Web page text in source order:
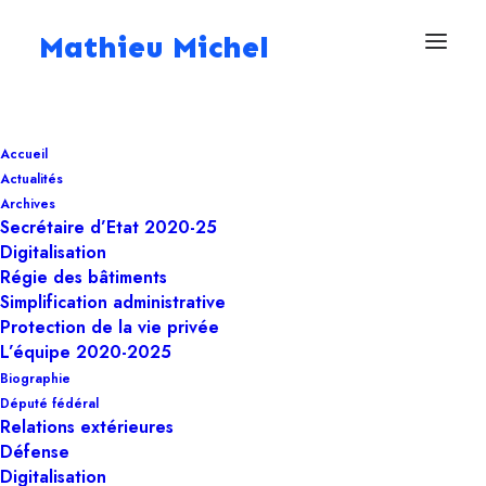
Mathieu Michel
Accueil
Actualités
Archives
Secrétaire d’Etat 2020-25
Digitalisation
Régie des bâtiments
Simplification administrative
Protection de la vie privée
L’équipe 2020-2025
Biographie
Député fédéral
Relations extérieures
Défense
Digitalisation
prend officiellement
un nouveau départ :
signature des statuts
de l’ASBL